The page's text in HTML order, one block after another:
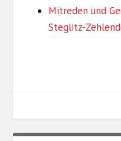
U
N
R
I
E
Mitreden und
Steglitz-